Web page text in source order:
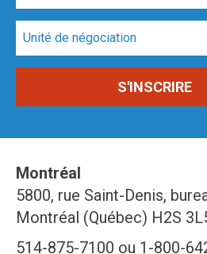
Montréal
5800, rue Saint-Denis,
Montréal (Québec) H2S
514-875-7100 ou 1-800-